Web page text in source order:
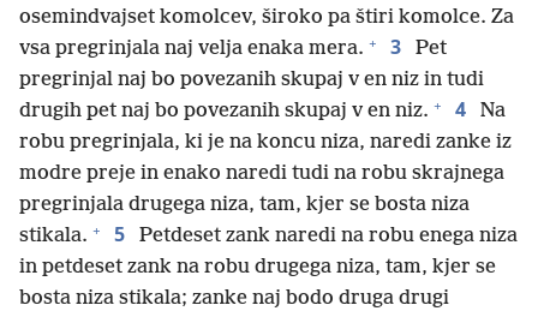
osemindvajset komolcev, široko pa štiri komolce. Za
vsa pregrinjala naj velja enaka mera. + 3
Pet
pregrinjal naj bo povezanih skupaj v en niz in tudi
drugih pet naj bo povezanih skupaj v en niz. + 4
Na
robu pregrinjala, ki je na koncu niza, naredi zanke iz
modre preje in enako naredi tudi na robu skrajnega
pregrinjala drugega niza, tam, kjer se bosta niza
stikala. + 5
Petdeset zank naredi na robu enega niza
in petdeset zank na robu drugega niza, tam, kjer se
bosta niza stikala; zanke naj bodo druga drugi